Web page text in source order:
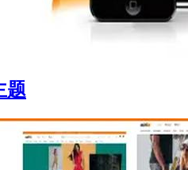
题